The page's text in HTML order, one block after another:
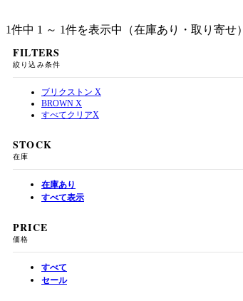
1件中 1 ～ 1件を表示中（在庫あり・取り寄せ）
FILTERS
絞り込み条件
ブリクストン X
BROWN X
すべてクリアX
STOCK
在庫
在庫あり
すべて表示
PRICE
価格
すべて
セール